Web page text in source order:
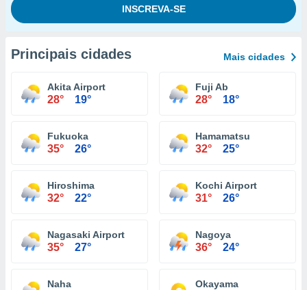
Principais cidades Mais cidades
Akita Airport
28° 19°
Fuji Ab
28° 18°
Fukuoka
35° 26°
Hamamatsu
32° 25°
Hiroshima
32° 22°
Kochi Airport
31° 26°
Nagasaki Airport
35° 27°
Nagoya
36° 24°
Naha Okayama